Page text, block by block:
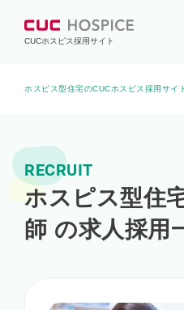
CUCホスピス採用サイト
ホスピス型住宅のCUCホスピス採用サイ
RECRUIT
ホスピス型住
師 の求人採用